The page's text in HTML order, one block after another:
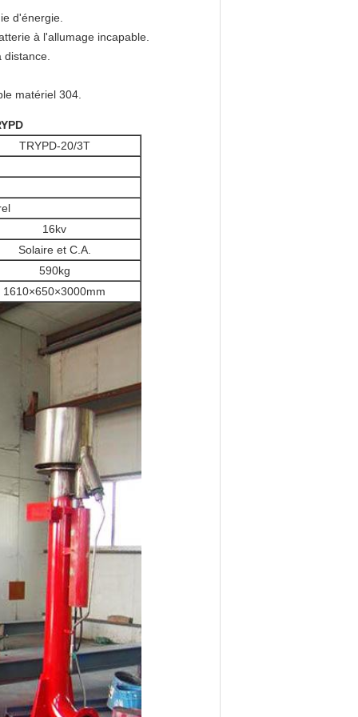
d'énergie.
à l'allumage incapable.
matériel 304.
TRYPD-20/3T
16kv
Solaire et C.A.
590kg
1610×650×3000mm